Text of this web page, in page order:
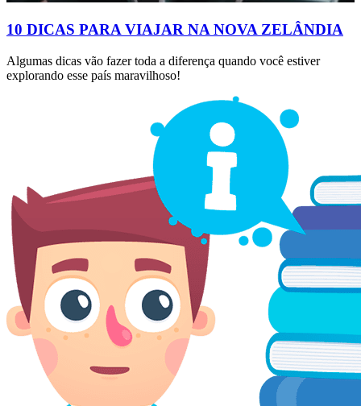
10 DICAS PARA VIAJAR NA NOVA ZELÂNDIA
Algumas dicas vão fazer toda a diferença quando você estiver
explorando esse país maravilhoso!